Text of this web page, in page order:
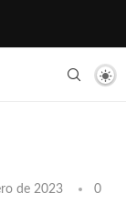
de 2023
0